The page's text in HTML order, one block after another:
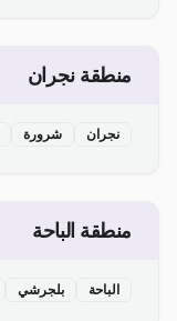
منطقة نجران
نجران شرورة
منطقة الباحة
الباحة بلجرشي